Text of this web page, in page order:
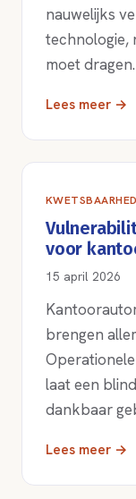
nauwelijks
technologie,
moet dragen.
Lees meer →
voor
15 april 2026
brengen
laat een
dankbaar
Lees meer →